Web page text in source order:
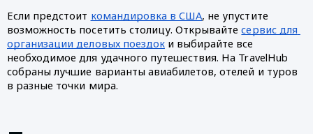
Если предстоит командировка в США, не упустите
возможность посетить столицу. Открывайте сервис для
организации деловых поездок и выбирайте все
необходимое для удачного путешествия. На TravelHub
собраны лучшие варианты авиабилетов, отелей и туров
в разные точки мира.